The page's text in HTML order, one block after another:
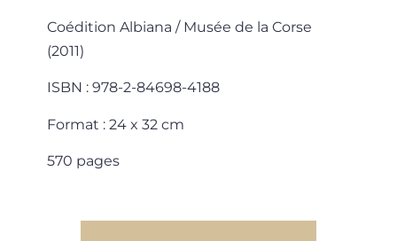
Coédition Albiana / Musée de la Corse
(2011)
ISBN : 978-2-84698-4188
Format : 24 x 32 cm
570 pages